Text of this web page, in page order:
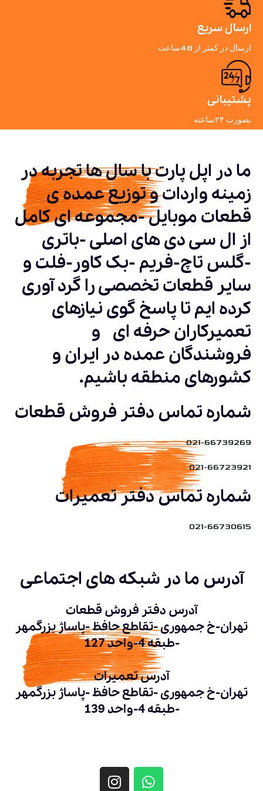
ارسال سریع
ارسال در کمتر از 48ساعت
پشتیبانی
بصورت ۲۴ساعته
ما در اپل پارت با سال ها تجربه در
زمینه واردات و توزیع عمده ی
قطعات موبایل -مجموعه ای کامل
از ال سی دی های اصلی -باتری
-گلس تاچ-فریم -بک کاور-فلت و
سایر قطعات تخصصی را گرد آوری
کرده ایم تا پاسخ گوی نیازهای
تعمیرکاران حرفه ای و
فروشندگان عمده در ایران و
کشورهای منطقه باشیم.
شماره تماس دفتر فروش قطعات
021-66739269
021-66723921
شماره تماس دفتر تعمیرات
021-66730615
آدرس ما در شبکه های اجتماعی
آدرس دفتر فروش قطعات
تهران-خ جمهوری -تقاطع حافظ -پاساژ بزرگمهر
-طبقه 4-واحد 127
آدرس تعمیرات
تهران-خ جمهوری -تقاطع حافظ -پاساژ بزرگمهر
-طبقه 4-واحد 139